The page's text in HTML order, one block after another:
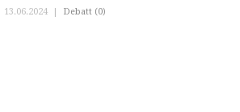
13.06.2024 Debatt (0)